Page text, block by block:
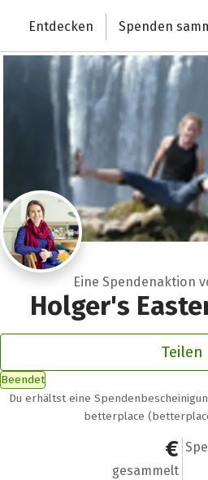
Deutschlands größte
Entdecken Spenden
Eine Spendenaktion
Holger's
Teilen
Beendet
Du erhältst eine
betterplace
95 €
gesammelt
8